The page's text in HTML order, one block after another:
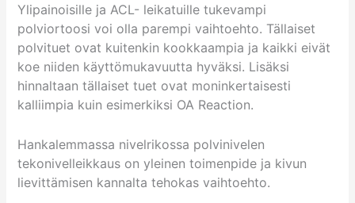
Ylipainoisille ja ACL- leikatuille tukevampi
polviortoosi voi olla parempi vaihtoehto. Tällaiset
polvituet ovat kuitenkin kookkaampia ja kaikki eivät
koe niiden käyttömukavuutta hyväksi. Lisäksi
hinnaltaan tällaiset tuet ovat moninkertaisesti
kalliimpia kuin esimerkiksi OA Reaction.
Hankalemmassa nivelrikossa polvinivelen
tekonivelleikkaus on yleinen toimenpide ja kivun
lievittämisen kannalta tehokas vaihtoehto.